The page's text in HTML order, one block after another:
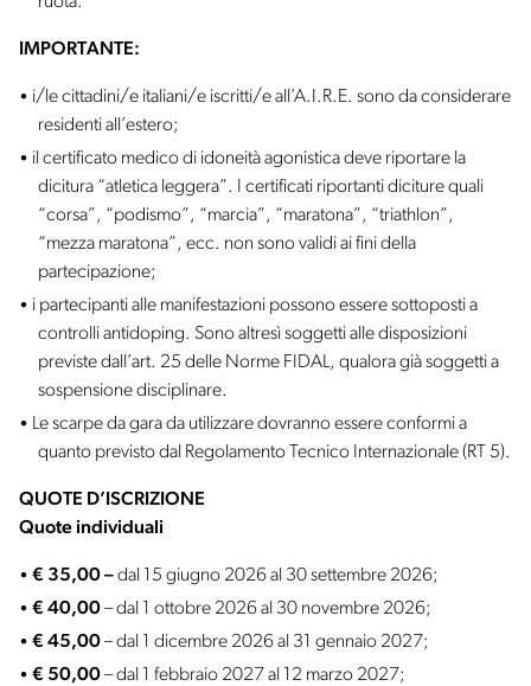
IMPORTANTE:
i/le cittadini/e italiani/e iscritti/e all’A.I.R.E. sono da considerare
residenti all’estero;
il certificato medico di idoneità agonistica deve riportare la
dicitura “atletica leggera”. I certificati riportanti diciture quali
“corsa”, “podismo”, “marcia”, “maratona”, “triathlon”,
“mezza maratona”, ecc. non sono validi ai fini della
partecipazione;
i partecipanti alle manifestazioni possono essere sottoposti a
controlli antidoping. Sono altresì soggetti alle disposizioni
previste dall’art. 25 delle Norme FIDAL, qualora già soggetti a
sospensione disciplinare.
Le scarpe da gara da utilizzare dovranno essere conformi a
quanto previsto dal Regolamento Tecnico Internazionale (RT 5).
QUOTE D’ISCRIZIONE
Quote individuali
€ 35,00 –dal 15 giugno 2026 al 30 settembre 2026;
€ 40,00– dal 1 ottobre 2026 al 30 novembre 2026;
€ 45,00– dal 1 dicembre 2026 al 31 gennaio 2027;
€ 50,00– dal 1 febbraio 2027 al 12 marzo 2027;